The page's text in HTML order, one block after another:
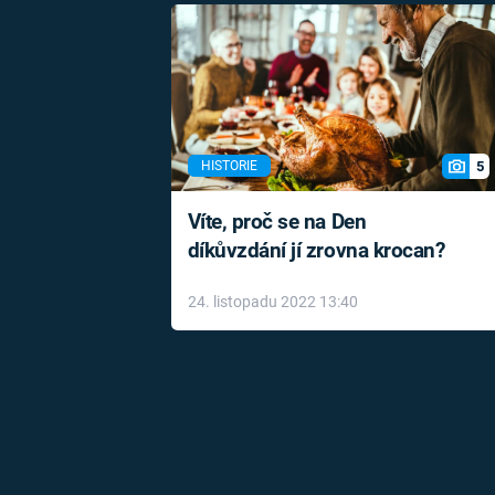
HISTORIE 5
Víte, proč se na Den
díkůvzdání jí zrovna krocan?
24. listopadu 2022 13:40